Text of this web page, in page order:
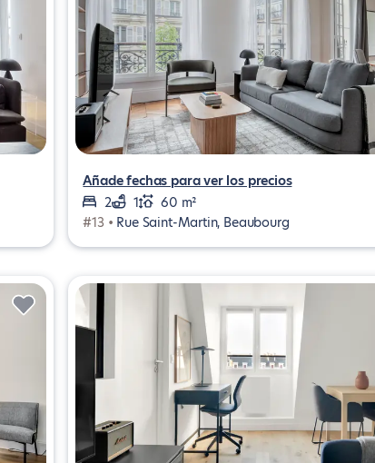
Añade fechas para ver los precios
2
1
60 m²
#13 • Rue Saint-Martin, Beaubourg